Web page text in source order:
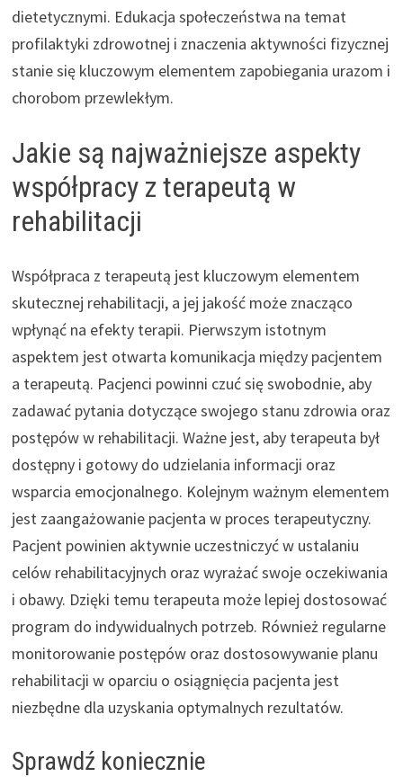
dietetycznymi. Edukacja społeczeństwa na temat
profilaktyki zdrowotnej i znaczenia aktywności fizycznej
stanie się kluczowym elementem zapobiegania urazom i
chorobom przewlekłym.
Jakie są najważniejsze aspekty
współpracy z terapeutą w
rehabilitacji
Współpraca z terapeutą jest kluczowym elementem
skutecznej rehabilitacji, a jej jakość może znacząco
wpłynąć na efekty terapii. Pierwszym istotnym
aspektem jest otwarta komunikacja między pacjentem
a terapeutą. Pacjenci powinni czuć się swobodnie, aby
zadawać pytania dotyczące swojego stanu zdrowia oraz
postępów w rehabilitacji. Ważne jest, aby terapeuta był
dostępny i gotowy do udzielania informacji oraz
wsparcia emocjonalnego. Kolejnym ważnym elementem
jest zaangażowanie pacjenta w proces terapeutyczny.
Pacjent powinien aktywnie uczestniczyć w ustalaniu
celów rehabilitacyjnych oraz wyrażać swoje oczekiwania
i obawy. Dzięki temu terapeuta może lepiej dostosować
program do indywidualnych potrzeb. Również regularne
monitorowanie postępów oraz dostosowywanie planu
rehabilitacji w oparciu o osiągnięcia pacjenta jest
niezbędne dla uzyskania optymalnych rezultatów.
Sprawdź koniecznie